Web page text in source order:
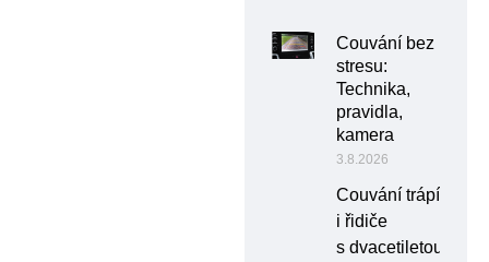
Couvání bez
stresu:
Technika,
pravidla,
kamera
3.8.2026
Couvání trápí
i řidiče
s dvacetiletou